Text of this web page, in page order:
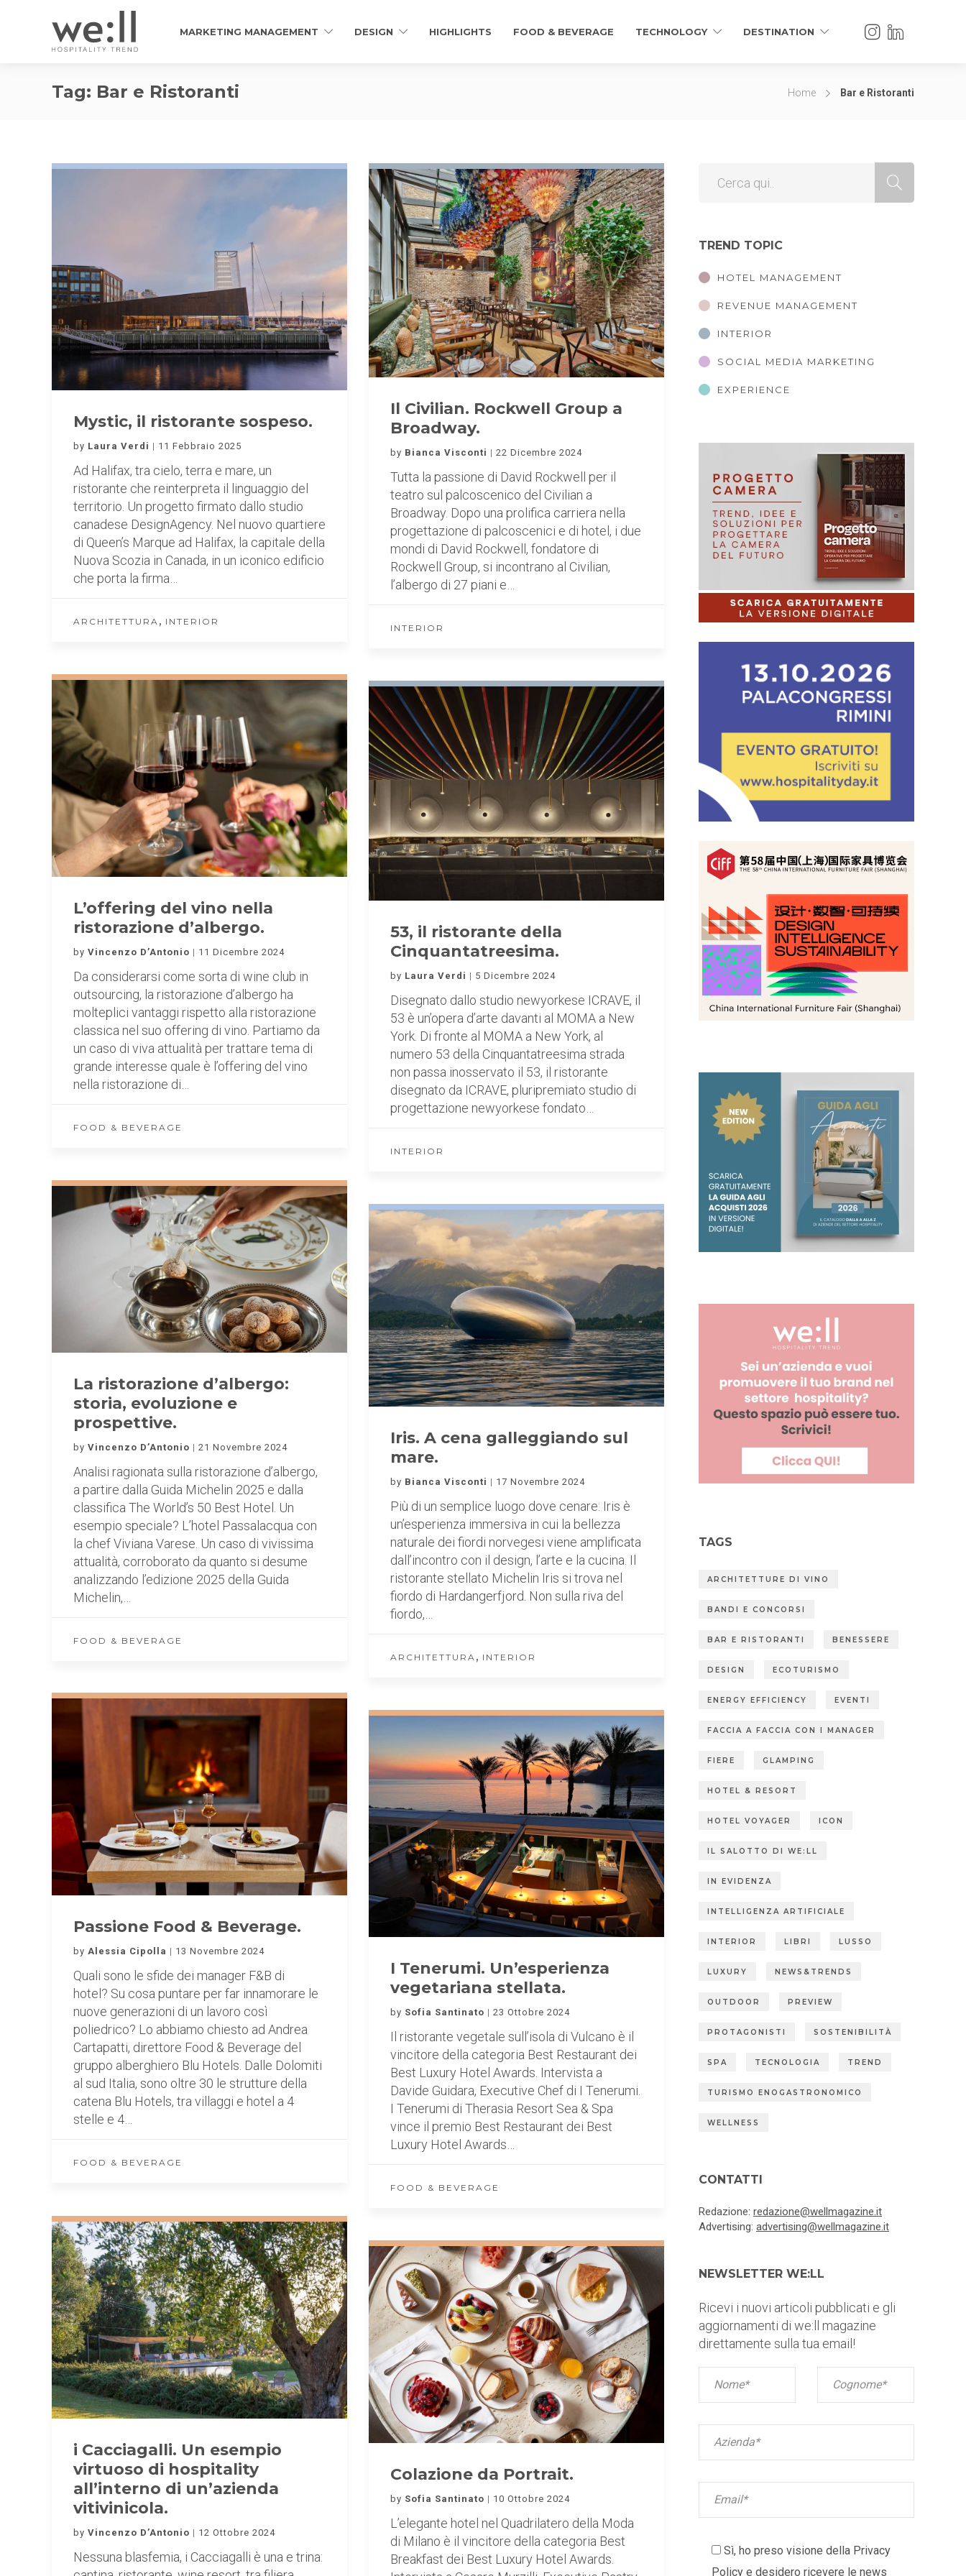
MARKETING MANAGEMENT DESIGN HIGHLIGHTS FOOD & BEVERAGE TECHNOLOGY DESTINATION
Tag: Bar e Ristoranti Home Bar e Ristoranti
Mystic, il ristorante sospeso.
by Laura Verdi 11 Febbraio 2025
Ad Halifax, tra cielo, terra e mare, un
ristorante che reinterpreta il linguaggio del
territorio. Un progetto firmato dallo studio
canadese DesignAgency. Nel nuovo quartiere
di Queen’s Marque ad Halifax, la capitale della
Nuova Scozia in Canada, in un iconico edificio
che porta la firma…
ARCHITETTURA , INTERIOR
Il Civilian. Rockwell Group a
Broadway.
by Bianca Visconti 22 Dicembre 2024
Tutta la passione di David Rockwell per il
teatro sul palcoscenico del Civilian a
Broadway. Dopo una prolifica carriera nella
progettazione di palcoscenici e di hotel, i due
mondi di David Rockwell, fondatore di
Rockwell Group, si incontrano al Civilian,
l’albergo di 27 piani e…
INTERIOR
L’offering del vino nella
ristorazione d’albergo.
by Vincenzo D’Antonio 11 Dicembre 2024
Da considerarsi come sorta di wine club in
outsourcing, la ristorazione d’albergo ha
molteplici vantaggi rispetto alla ristorazione
classica nel suo offering di vino. Partiamo da
un caso di viva attualità per trattare tema di
grande interesse quale è l’offering del vino
nella ristorazione di…
FOOD & BEVERAGE
53, il ristorante della
Cinquantatreesima.
by Laura Verdi 5 Dicembre 2024
Disegnato dallo studio newyorkese ICRAVE, il
53 è un’opera d’arte davanti al MOMA a New
York. Di fronte al MOMA a New York, al
numero 53 della Cinquantatreesima strada
non passa inosservato il 53, il ristorante
disegnato da ICRAVE, pluripremiato studio di
progettazione newyorkese fondato…
INTERIOR
La ristorazione d’albergo:
storia, evoluzione e
prospettive.
by Vincenzo D’Antonio 21 Novembre 2024
Analisi ragionata sulla ristorazione d’albergo,
a partire dalla Guida Michelin 2025 e dalla
classifica The World’s 50 Best Hotel. Un
esempio speciale? L’hotel Passalacqua con
la chef Viviana Varese. Un caso di vivissima
attualità, corroborato da quanto si desume
analizzando l’edizione 2025 della Guida
Michelin,…
FOOD & BEVERAGE
Iris. A cena galleggiando sul
mare.
by Bianca Visconti 17 Novembre 2024
Più di un semplice luogo dove cenare: Iris è
un’esperienza immersiva in cui la bellezza
naturale dei fiordi norvegesi viene amplificata
dall’incontro con il design, l’arte e la cucina. Il
ristorante stellato Michelin Iris si trova nel
fiordo di Hardangerfjord. Non sulla riva del
fiordo,…
ARCHITETTURA , INTERIOR
Passione Food & Beverage.
by Alessia Cipolla 13 Novembre 2024
Quali sono le sfide dei manager F&B di
hotel? Su cosa puntare per far innamorare le
nuove generazioni di un lavoro così
poliedrico? Lo abbiamo chiesto ad Andrea
Cartapatti, direttore Food & Beverage del
gruppo alberghiero Blu Hotels. Dalle Dolomiti
al sud Italia, sono oltre 30 le strutture della
catena Blu Hotels, tra villaggi e hotel a 4
stelle e 4…
FOOD & BEVERAGE
I Tenerumi. Un’esperienza
vegetariana stellata.
by Sofia Santinato 23 Ottobre 2024
Il ristorante vegetale sull’isola di Vulcano è il
vincitore della categoria Best Restaurant dei
Best Luxury Hotel Awards. Intervista a
Davide Guidara, Executive Chef di I Tenerumi.
I Tenerumi di Therasia Resort Sea & Spa
vince il premio Best Restaurant dei Best
Luxury Hotel Awards…
FOOD & BEVERAGE
i Cacciagalli. Un esempio
virtuoso di hospitality
all’interno di un’azienda
vitivinicola.
by Vincenzo D’Antonio 12 Ottobre 2024
Nessuna blasfemia, i Cacciagalli è una e trina:
Colazione da Portrait.
by Sofia Santinato 10 Ottobre 2024
L’elegante hotel nel Quadrilatero della Moda
di Milano è il vincitore della categoria Best
Breakfast dei Best Luxury Hotel Awards.
TREND TOPIC
HOTEL MANAGEMENT
REVENUE MANAGEMENT
INTERIOR
SOCIAL MEDIA MARKETING
EXPERIENCE
TAGS
ARCHITETTURE DI VINO
BANDI E CONCORSI
BAR E RISTORANTI BENESSERE
DESIGN ECOTURISMO
ENERGY EFFICIENCY EVENTI
FACCIA A FACCIA CON I MANAGER
FIERE GLAMPING
HOTEL & RESORT
HOTEL VOYAGER ICON
IL SALOTTO DI WE:LL
IN EVIDENZA
INTELLIGENZA ARTIFICIALE
INTERIOR LIBRI LUSSO
LUXURY NEWS&TRENDS
OUTDOOR PREVIEW
PROTAGONISTI SOSTENIBILITÀ
SPA TECNOLOGIA TREND
TURISMO ENOGASTRONOMICO
WELLNESS
CONTATTI
Redazione: redazione@wellmagazine.it
Advertising: advertising@wellmagazine.it
NEWSLETTER WE:LL
Ricevi i nuovi articoli pubblicati e gli
aggiornamenti di we:ll magazine
direttamente sulla tua email!
Sì, ho preso visione della Privacy
Policy e desidero ricevere le news